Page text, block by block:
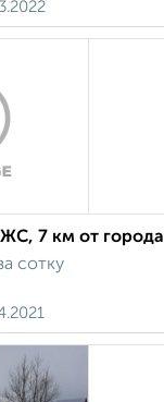
7 км от города
сотку